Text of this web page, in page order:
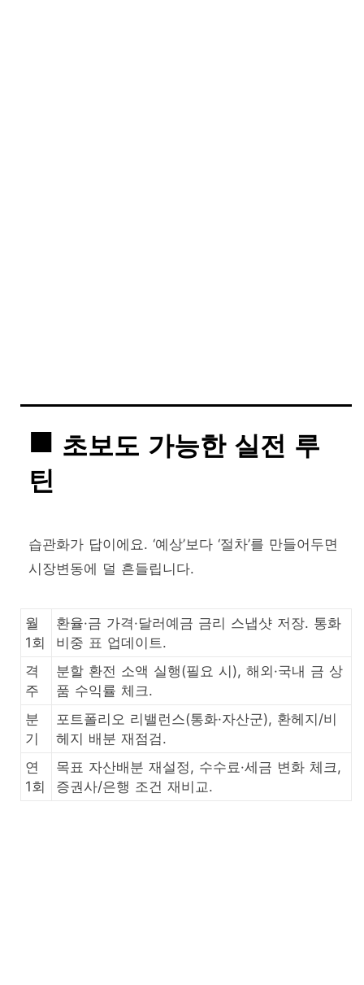
초보도 가능한 실전 루
틴
습관화가 답이에요. ‘예상’보다 ‘절차’를 만들어두면
시장변동에 덜 흔들립니다.
월
1회
환율·금 가격·달러예금 금리 스냅샷 저장. 통화
비중 표 업데이트.
격
주
분할 환전 소액 실행(필요 시), 해외·국내 금 상
품 수익률 체크.
분
기
포트폴리오 리밸런스(통화·자산군), 환헤지/비
헤지 배분 재점검.
연
1회
목표 자산배분 재설정, 수수료·세금 변화 체크,
증권사/은행 조건 재비교.